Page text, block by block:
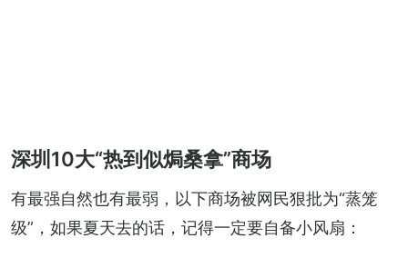
深圳10大“热到似焗桑拿”商场
有最强自然也有最弱，以下商场被网民狠批为“蒸笼
级”，如果夏天去的话，记得一定要自备小风扇：